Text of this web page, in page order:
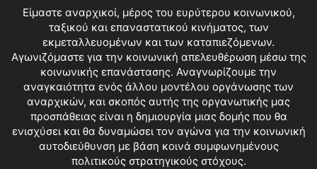
Είμαστε αναρχικοί, μέρος του ευρύτερου κοινωνικού,
ταξικού και επαναστατικού κινήματος, των
εκμεταλλευομένων και των καταπιεζόμενων.
Αγωνιζόμαστε για την κοινωνική απελευθέρωση μέσω της
κοινωνικής επανάστασης. Αναγνωρίζουμε την
αναγκαιότητα ενός άλλου μοντέλου οργάνωσης των
αναρχικών, και σκοπός αυτής της οργανωτικής μας
προσπάθειας είναι η δημιουργία μιας δομής που θα
ενισχύσει και θα δυναμώσει τον αγώνα για την κοινωνική
αυτοδιεύθυνση με βάση κοινά συμφωνημένους
πολιτικούς στρατηγικούς στόχους.